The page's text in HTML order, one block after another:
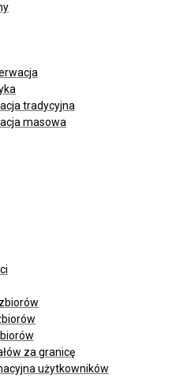
tradycyjna
masowa
za granicę
użytkowników